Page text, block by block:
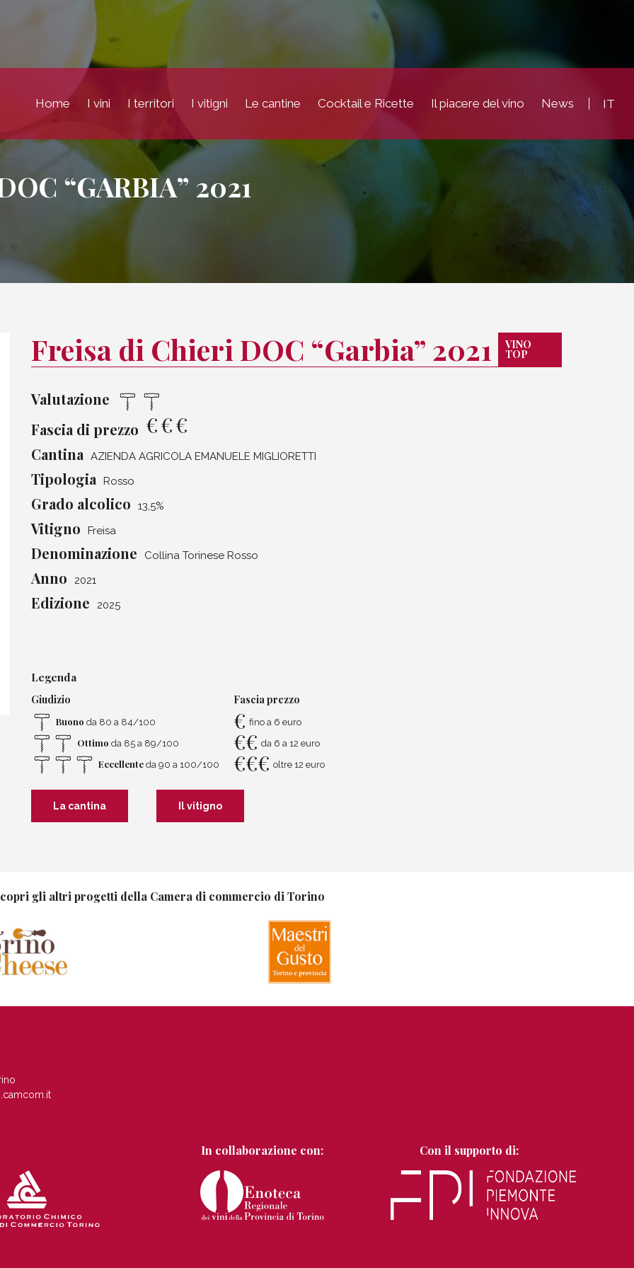
Home I vini I territori I vitigni Le cantine Cocktail e Ricette Il piacere del vino News IT
“GARBIA” 2021
Freisa di Chieri DOC “Garbia” 2021 VINO
TOP
Valutazione
Fascia di prezzo €€€
Cantina AZIENDA AGRICOLA EMANUELE MIGLIORETTI
Tipologia Rosso
Grado alcolico 13,5%
Vitigno Freisa
Denominazione Collina Torinese Rosso
Anno 2021
Edizione 2025
Legenda
Giudizio
Buono da 80 a 84/100
Ottimo da 85 a 89/100
Eccellente da 90 a 100/100
Fascia prezzo
€ fino a 6 euro
€€ da 6 a 12 euro
€€€ oltre 12 euro
La cantina Il vitigno
gli altri progetti della Camera di commercio di Torino
In collaborazione con: Con il supporto di: